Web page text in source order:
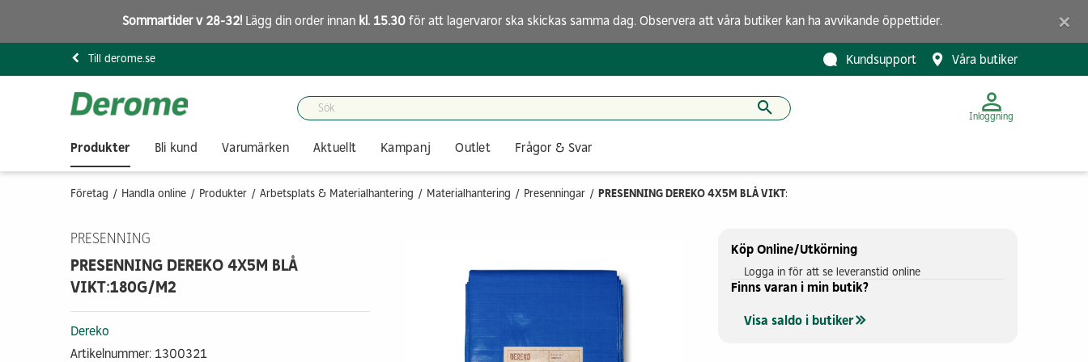
Sommartider v 28-32!Lägg din order innan kl. 15.30för att lagervaror ska skickas samma dag. Observera att våra butikerkan ha avvikande öppettider. ×
Till derome.se Kundsupport Våra butiker
Inloggning
Produkter Bli kund Varumärken Aktuellt Kampanj Outlet Frågor & Svar
Företag Handla online Produkter Arbetsplats & Materialhantering Materialhantering Presenningar PRESENNING DEREKO 4X5M BLÅ VIKT:180G/M2
PRESENNING
PRESENNING DEREKO 4X5M BLÅ
VIKT:180G/M2
Dereko
Artikelnummer: 1300321
Köp Online/Utkörning
Logga in för att se leveranstid online
Finns varan i min butik?
Visa saldo i butiker